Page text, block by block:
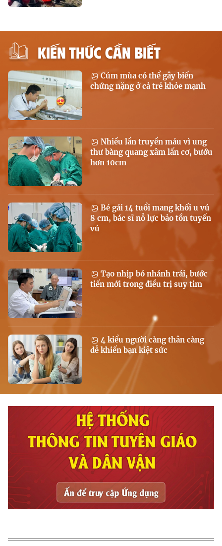
KIẾN THỨC CẦN BIẾT
Cúm mùa có thể gây biến
chứng nặng ở cả trẻ khỏe mạnh
Nhiều lần truyền máu vì ung
thư bàng quang xâm lấn cơ, bướu
hơn 10cm
Bé gái 14 tuổi mang khối u vú
8 cm, bác sĩ nỗ lực bảo tồn tuyến
vú
Tạo nhịp bó nhánh trái, bước
tiến mới trong điều trị suy tim
4 kiểu người càng thân càng
dễ khiến bạn kiệt sức